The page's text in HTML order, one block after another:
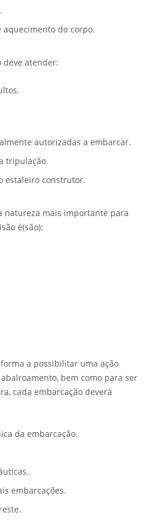
aquecimento do corpo.
deve atender:
autorizadas a embarcar.
tripulação.
estaleiro construtor.
natureza mais importante para
é(são):
forma a possibilitar uma ação
bem como para ser
cada embarcação deverá
da embarcação.
embarcações.